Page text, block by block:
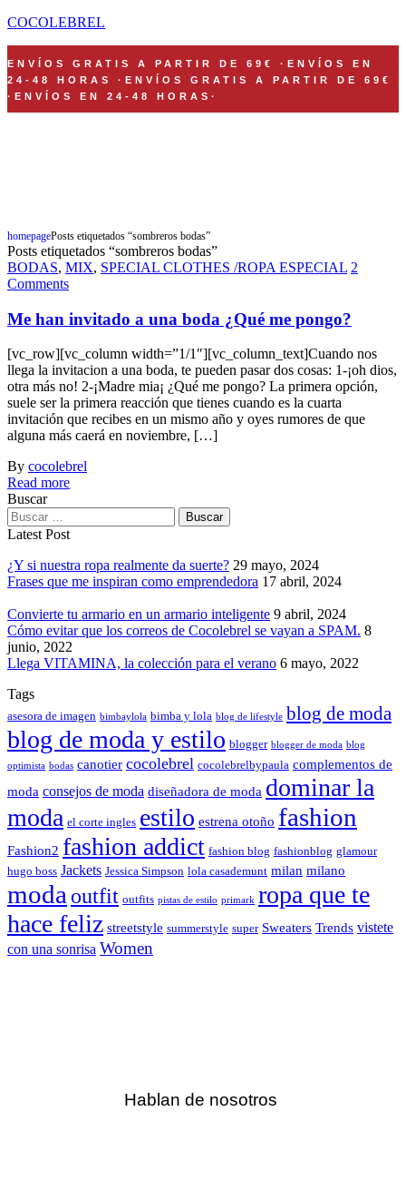
COCOLEBREL
ENVÍOS GRATIS A PARTIR DE 69€ · ENVÍOS EN
24-48 HORAS · ENVÍOS GRATIS A PARTIR DE 69€
· ENVÍOS EN 24-48 HORAS ·
homepagePosts etiquetados “sombreros bodas”
Posts etiquetados “sombreros bodas”
BODAS, MIX, SPECIAL CLOTHES /ROPA ESPECIAL 2
Comments
Me han invitado a una boda ¿Qué me pongo?
[vc_row][vc_column width=”1/1″][vc_column_text]Cuando nos
llega la invitacion a una boda, te pueden pasar dos cosas: 1-¡oh dios,
otra más no! 2-¡Madre mia¡ ¿Qué me pongo? La primera opción,
suele ser la primera reacción que tienes cuando es la cuarta
invitación que recibes en un mismo año y oyes rumores de que
alguna más caerá en noviembre, […]
By cocolebrel
Read more
Buscar
Latest Post
¿Y si nuestra ropa realmente da suerte? 29 mayo, 2024
Frases que me inspiran como emprendedora 17 abril, 2024
Convierte tu armario en un armario inteligente 9 abril, 2024
Cómo evitar que los correos de Cocolebrel se vayan a SPAM. 8
junio, 2022
Llega VITAMINA, la colección para el verano 6 mayo, 2022
Tags
asesora de imagen bimbaylola bimba y lola blog de lifestyle blog de moda
blog de moda y estilo blogger blogger de moda blog
optimista bodas canotier cocolebrel cocolebrelbypaula complementos de
moda consejos de moda diseñadora de moda dominar la
moda el corte ingles estilo estrena otoño fashion
Fashion2 fashion addict fashion blog fashionblog glamour
hugo boss Jackets Jessica Simpson lola casademunt milan milano
modaoutfit outfits pistas de estilo primark ropa que te
hace feliz streetstyle summerstyle super Sweaters Trends vistete
con una sonrisa Women
Hablan de nosotros